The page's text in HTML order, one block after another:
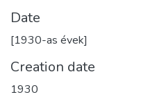
Date
[1930-as évek]
Creation date
1930